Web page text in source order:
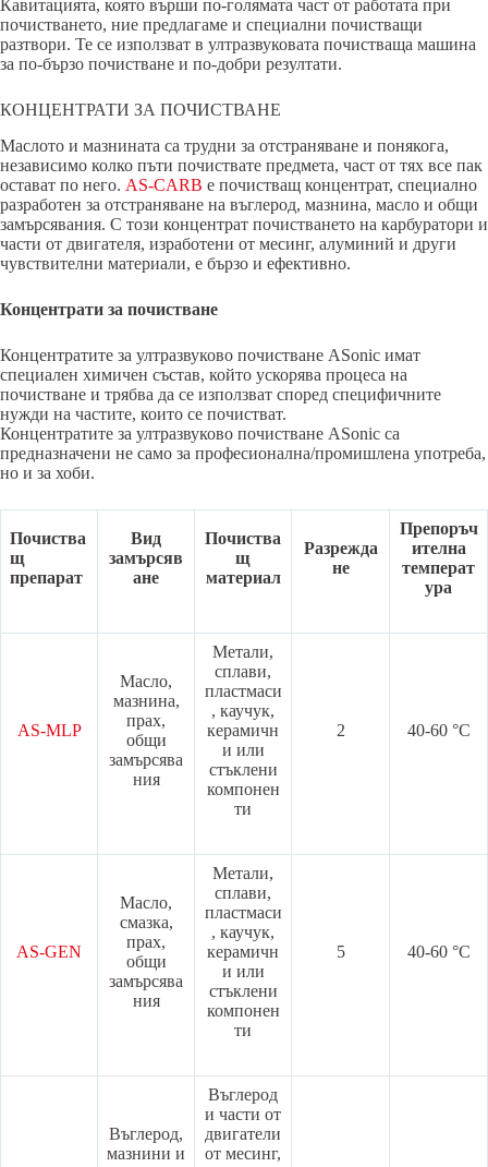
Кавитацията, която върши по-голямата част от работата при
почистването, ние предлагаме и специални почистващи
разтвори. Те се използват в ултразвуковата почистваща машина
за по-бързо почистване и по-добри резултати.
КОНЦЕНТРАТИ ЗА ПОЧИСТВАНЕ
Маслото и мазнината са трудни за отстраняване и понякога,
независимо колко пъти почиствате предмета, част от тях все пак
остават по него. AS-CARB е почистващ концентрат, специално
разработен за отстраняване на въглерод, мазнина, масло и общи
замърсявания. С този концентрат почистването на карбуратори и
части от двигателя, изработени от месинг, алуминий и други
чувствителни материали, е бързо и ефективно.
Концентрати за почистване
Концентратите за ултразвуково почистване ASonic имат
специален химичен състав, който ускорява процеса на
почистване и трябва да се използват според специфичните
нужди на частите, които се почистват.
Концентратите за ултразвуково почистване ASonic са
предназначени не само за професионална/промишлена употреба,
но и за хоби.
Почиства
щ
препарат
Вид
замърсяв
ане
Почиства
щ
материал
Разрежда
не
Препоръч
ителна
температ
ура
AS-MLP
Масло,
мазнина,
прах,
общи
замърсява
ния
Метали,
сплави,
пластмаси
, каучук,
керамичн
и или
стъклени
компонен
ти
2 40-60 °C
AS-GEN
Масло,
смазка,
прах,
общи
замърсява
ния
Метали,
сплави,
пластмаси
, каучук,
керамичн
и или
стъклени
компонен
ти
5 40-60 °C
Въглерод,
мазнини и
Въглерод
и части от
двигатели
от месинг,